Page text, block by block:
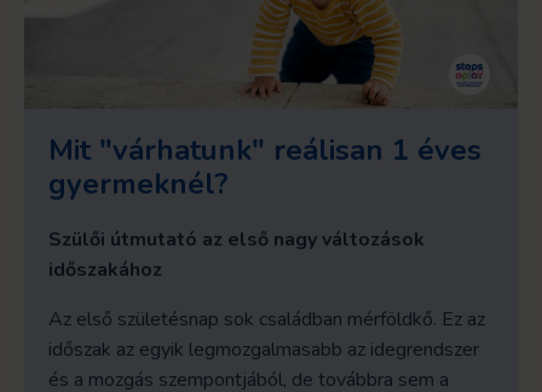
Mit "várhatunk" reálisan 1 éves
gyermeknél?
Szülői útmutató az első nagy változások
időszakához
Az első születésnap sok családban mérföldkő. Ez az
időszak az egyik legmozgalmasabb az idegrendszer
és a mozgás szempontjából, de továbbra sem a